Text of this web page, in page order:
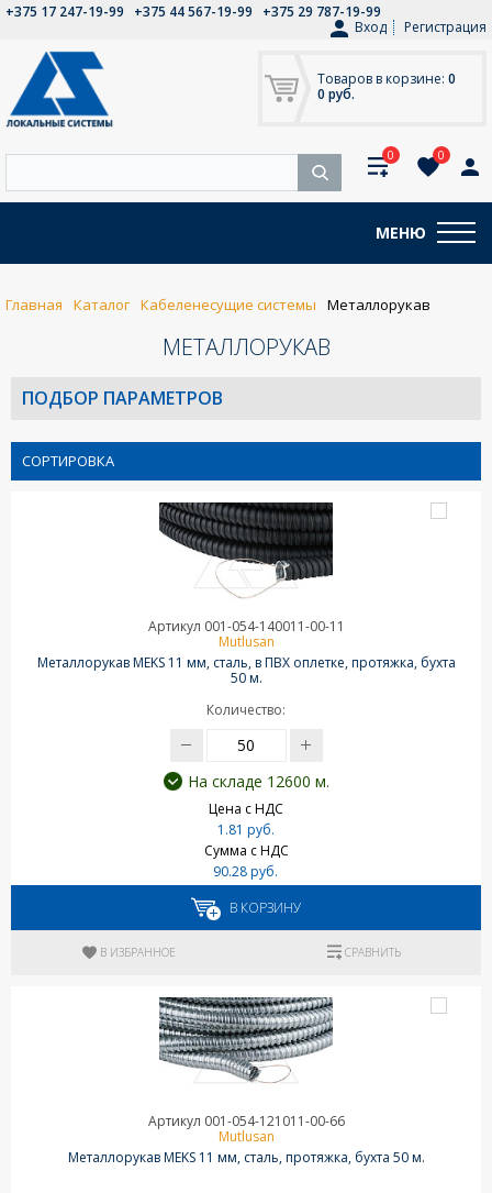
+375 17 247-19-99 +375 44 567-19-99
+375 29 787-19-99
Вход
Регистрация
Товаров в корзине: 0
0 руб.
0 0
МЕНЮ
Главная Каталог Кабеленесущие системы Металлорукав
МЕТАЛЛОРУКАВ
ПОДБОР ПАРАМЕТРОВ
СОРТИРОВКА
Артикул 001-054-140011-00-11
Mutlusan
Металлорукав MEKS 11 мм, сталь, в ПВХ оплетке, протяжка, бухта
50 м.
Количество:
На складе 12600 м.
Цена с НДС
1.81 руб.
Сумма с НДС
90.28 руб.
В КОРЗИНУ
В ИЗБРАННОЕ СРАВНИТЬ
Артикул 001-054-121011-00-66
Mutlusan
Металлорукав MEKS 11 мм, сталь, протяжка, бухта 50 м.